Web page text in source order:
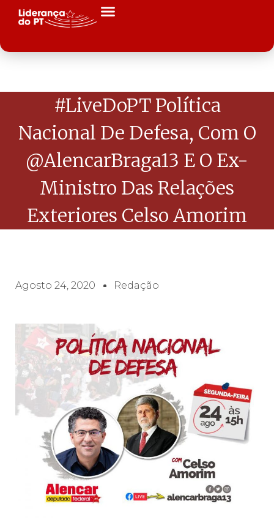
#LiveDoPT Política
Nacional De Defesa, Com O
@AlencarBraga13 E O Ex-
Ministro Das Relações
Exteriores Celso Amorim
Agosto 24, 2020 Redação